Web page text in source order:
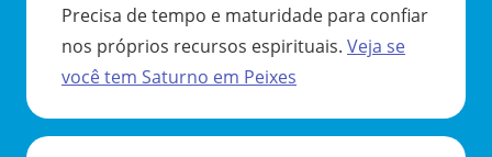
Precisa de tempo e maturidade para confiar
nos próprios recursos espirituais. Veja se
você tem Saturno em Peixes